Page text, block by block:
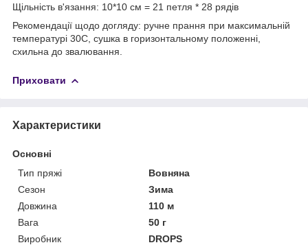
Щільність в'язання: 10*10 см = 21 петля * 28 рядів
Рекомендації щодо догляду: ручне прання при максимальній
температурі 30С, сушка в горизонтальному положенні,
схильна до звалювання.
Приховати
Характеристики
Основні
Тип пряжі
Вовняна
Сезон
Зима
Довжина
110 м
Вага
50 г
Виробник
DROPS